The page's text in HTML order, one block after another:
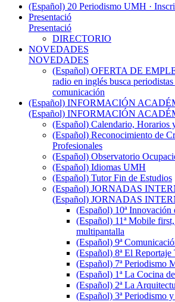
(Español) 20 Periodismo UMH ·
Presentació
Presentació
DIRECTORIO
NOVEDADES
NOVEDADES
(Español) OFERTA DE
radio en inglés busca
comunicación
(Español) INFORMACIÓN
(Español) INFORMACIÓN
(Español) Calendario, Horarios
(Español) Reconocimiento de
Profesionales
(Español) Observatorio
(Español) Idiomas UMH
(Español) Tutor Fin de Estudios
(Español) JORNADAS
(Español) JORNADAS
(Español) 10ª Innovación
(Español) 11ª Mobile
multipantalla
(Español) 9ª
(Español) 8ª El
(Español) 7ª Periodismo
(Español) 1ª La Cocina
(Español) 2ª La
(Español) 3ª Periodismo